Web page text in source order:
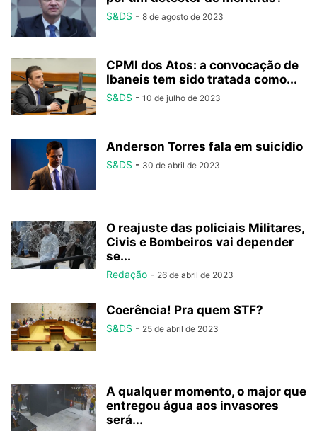
S&DS - 8 de agosto de 2023
CPMI dos Atos: a convocação de
Ibaneis tem sido tratada como...
S&DS - 10 de julho de 2023
Anderson Torres fala em suicídio
S&DS - 30 de abril de 2023
O reajuste das policiais Militares,
Civis e Bombeiros vai depender
se...
Redação - 26 de abril de 2023
Coerência! Pra quem STF?
S&DS - 25 de abril de 2023
A qualquer momento, o major que
entregou água aos invasores
será...